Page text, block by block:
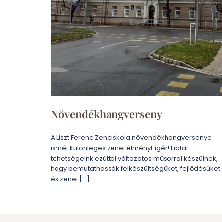
Növendékhangverseny
A Liszt Ferenc Zeneiskola növendékhangversenye
ismét különleges zenei élményt ígér! Fiatal
tehetségeink ezúttal változatos műsorral készülnek,
hogy bemutathassák felkészültségüket, fejlődésüket
és zenei […]